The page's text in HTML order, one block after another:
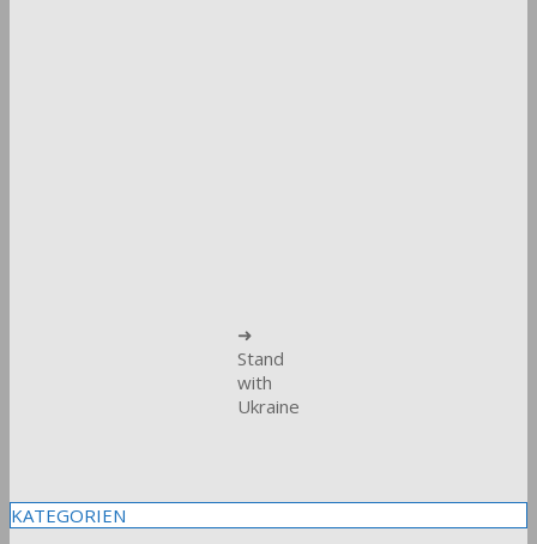
➜
Stand
with
Ukraine
KATEGORIEN